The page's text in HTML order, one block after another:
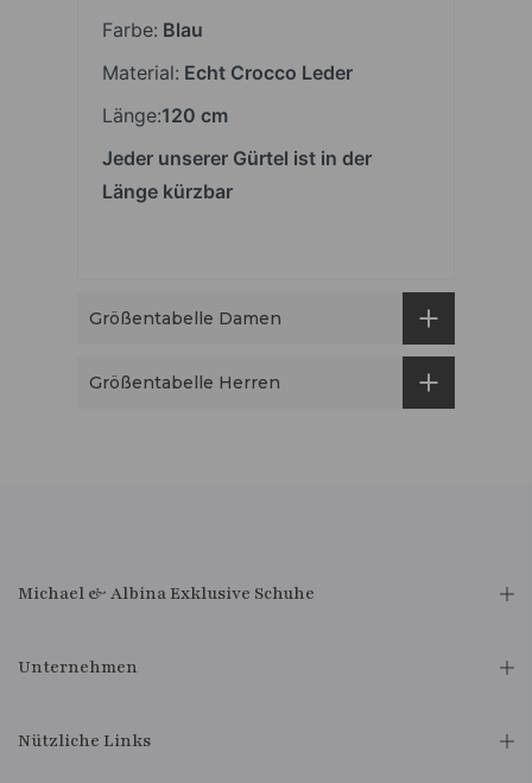
Farbe: Blau
Material: Echt Crocco Leder
Länge:120 cm
Jeder unserer Gürtel ist in der
Länge kürzbar
Größentabelle Damen
Größentabelle Herren
Michael & Albina Exklusive Schuhe
Unternehmen
Nützliche Links